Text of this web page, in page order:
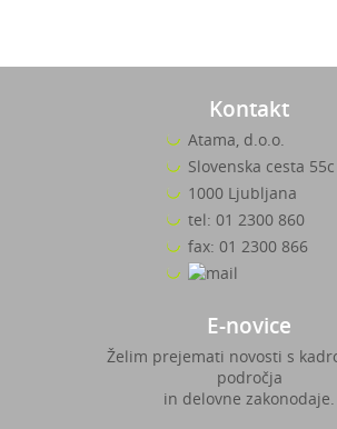
Kontakt
Atama, d.o.o.
Slovenska cesta 55c
1000 Ljubljana
tel: 01 2300 860
fax: 01 2300 866
E-novice
Želim prejemati novosti s
področja
in delovne zakonodaje.